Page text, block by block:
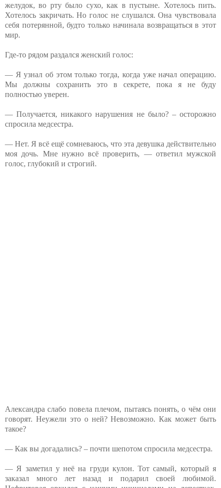
желудок, во рту было сухо, как в пустыне. Хотелось пить.
Хотелось закричать. Но голос не слушался. Она чувствовала
себя потерянной, будто только начинала возвращаться в этот
мир.
Где-то рядом раздался женский голос:
— Я узнал об этом только тогда, когда уже начал операцию.
Мы должны сохранить это в секрете, пока я не буду
полностью уверен.
— Получается, никакого нарушения не было? – осторожно
спросила медсестра.
— Нет. Я всё ещё сомневаюсь, что эта девушка действительно
моя дочь. Мне нужно всё проверить, — ответил мужской
голос, глубокий и строгий.
Александра слабо повела плечом, пытаясь понять, о чём они
говорят. Неужели это о ней? Невозможно. Как может быть
такое?
— Как вы догадались? – почти шепотом спросила медсестра.
— Я заметил у неё на груди кулон. Тот самый, который я
заказал много лет назад и подарил своей любимой.